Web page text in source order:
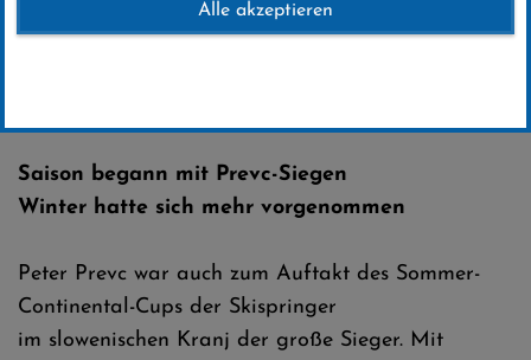
04 .Juli 2016
Saison begann mit Prevc-Siegen
Winter hatte sich mehr vorgenommen
Peter Prevc war auch zum Auftakt des Sommer-
Continental-Cups der Skispringer
im slowenischen Kranj der große Sieger. Mit
Alle akzeptieren